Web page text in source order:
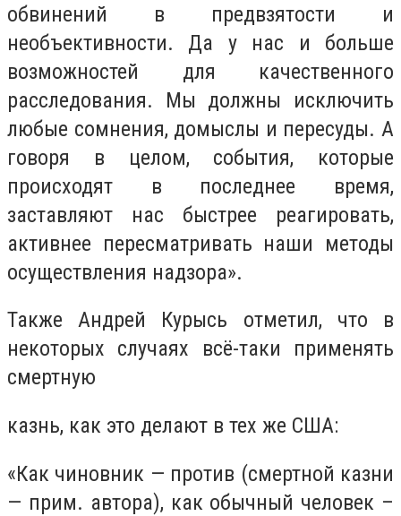
обвинений в предвзятости и
необъективности. Да у нас и больше
возможностей для качественного
расследования. Мы должны исключить
любые сомнения, домыслы и пересуды. А
говоря в целом, события, которые
происходят в последнее время,
заставляют нас быстрее реагировать,
активнее пересматривать наши методы
осуществления надзора».
Также Андрей Курысь отметил, что в
некоторых случаях всё-таки применять
смертную
казнь, как это делают в тех же США:
«Как чиновник — против (смертной казни
— прим. автора), как обычный человек –